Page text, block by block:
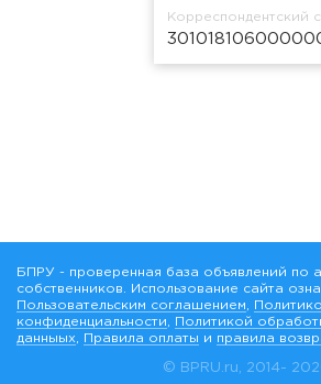
Корреспондентский
© BPRU.ru, 2014-
БПРУ - проверенная база объявлений по
собственников. Использование сайта
Пользовательским соглашением
конфиденциальности
Политикой
данныых
Правила оплаты и правила